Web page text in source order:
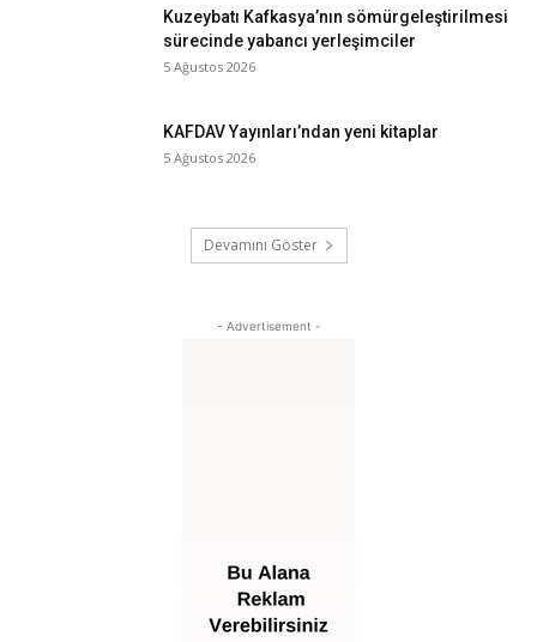
Kuzeybatı Kafkasya’nın sömürgeleştirilmesi
sürecinde yabancı yerleşimciler
5 Ağustos 2026
KAFDAV Yayınları’ndan yeni kitaplar
5 Ağustos 2026
Devamını Göster
- Advertisement -